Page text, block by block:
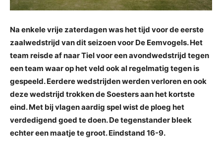
Na enkele vrije zaterdagen was het tijd voor de eerste
zaalwedstrijd van dit seizoen voor De Eemvogels. Het
team reisde af naar Tiel voor een avondwedstrijd tegen
een team waar op het veld ook al regelmatig tegen is
gespeeld. Eerdere wedstrijden werden verloren en ook
deze wedstrijd trokken de Soesters aan het kortste
eind. Met bij vlagen aardig spel wist de ploeg het
verdedigend goed te doen. De tegenstander bleek
echter een maatje te groot. Eindstand 16-9.